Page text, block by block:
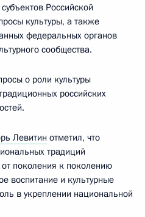
Российской
культуры, а также
федеральных органов
сообщества.
о роли культуры
российских
Левитин отметил, что
традиций
поколения к поколению
воспитание и культурные
в укреплении национальной